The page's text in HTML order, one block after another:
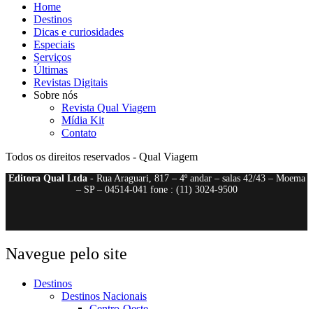
Home
Destinos
Dicas e curiosidades
Especiais
Serviços
Últimas
Revistas Digitais
Sobre nós
Revista Qual Viagem
Mídia Kit
Contato
Todos os direitos reservados - Qual Viagem
Editora Qual Ltda- Rua Araguari, 817 – 4º andar – salas 42/43 – Moema
– SP – 04514-041 fone : (11) 3024-9500
Navegue pelo site
Destinos
Destinos Nacionais